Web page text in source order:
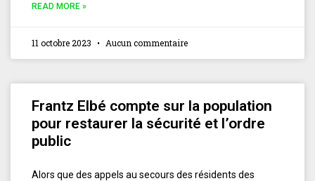
READ MORE »
11 octobre 2023 Aucun commentaire
Frantz Elbé compte sur la population
pour restaurer la sécurité et l’ordre
public
Alors que des appels au secours des résidents des